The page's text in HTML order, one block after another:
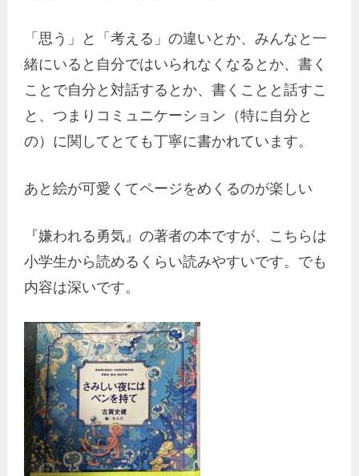
「思う」と「考える」の違いとか、みんなと一
緒にいると自分ではいられなくなるとか、書く
ことで自分と対話するとか、書くことと話すこ
と、つまりコミュニケーション（特に自分と
の）に関してとても丁寧に書かれています。
あと絵が可愛くてページをめくるのが楽しい
『嫌われる勇気』の著者の本ですが、こちらは
小学生から読めるくらい読みやすいです。でも
内容は深いです。